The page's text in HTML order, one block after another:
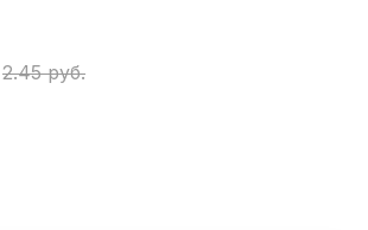
2.45 руб.